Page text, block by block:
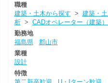
職種
建築・土木から探す > 建築・
析> CADオペレーター（建築
勤務地
福島県
郡山市
業種
設計
特徴
第二新卒歓迎
U・Iターン歓迎